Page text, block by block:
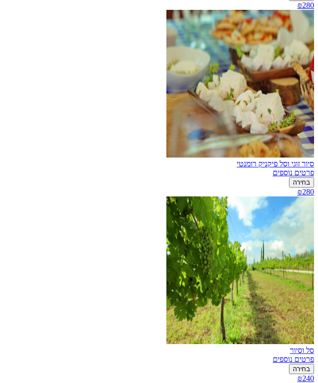
₪280
סיור זוגי וסל פיקניק רומנטי
פרטים נוספים
בחירה
₪280
סל וסיור
פרטים נוספים
בחירה
₪240